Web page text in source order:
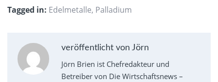
Tagged in: Edelmetalle, Palladium
veröffentlicht von Jörn
Jörn Brien ist Chefredakteur und
Betreiber von Die Wirtschaftsnews –